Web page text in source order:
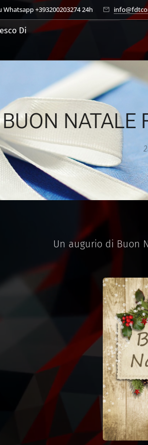
Whatsapp +393200203274 24h
Di
BUON NATALE
Un augurio di Buon